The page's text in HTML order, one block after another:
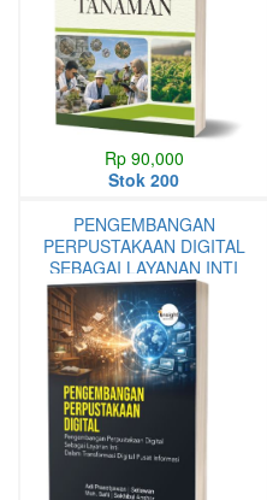
Rp 90,000
Stok 200
PENGEMBANGAN
PERPUSTAKAAN DIGITAL
SEBAGAI LAYANAN INTI
DALAM TRANSFORMASI
DIGITAL PUSAT INFORMASI